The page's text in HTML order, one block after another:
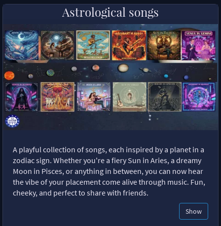
Astrological songs
A playful collection of songs, each inspired by a planet in a
zodiac sign. Whether you're a fiery Sun in Aries, a dreamy
Moon in Pisces, or anything in between, you can now hear
the vibe of your placement come alive through music. Fun,
cheeky, and perfect to share with friends.
Show